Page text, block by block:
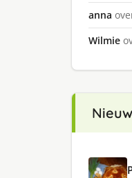
anna
Wilmie